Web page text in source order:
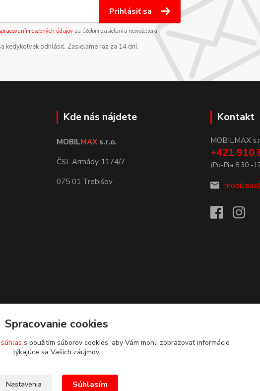
Prihlásiť sa
osobných údajovza účelom zasielania newslettera.
kedykoľvek odhlásiť. Zasielame raz za 14 dní.
Kde nás nájdete
MOBILMAX s.r.o.
ČSL.Armády 1174/7
075 01 Trebišov
Kontakt
MOBILMAX
+421 910
(Po-Pia 8:30 -
Spracovanie cookies
súhlas s použitím súborov cookies, aby Vám mohli zobrazovať informácie
týkajúce sa Vašich záujmov.
Nastavenia Súhlasím